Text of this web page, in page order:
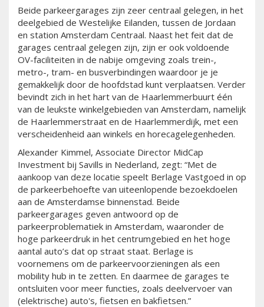
Beide parkeergarages zijn zeer centraal gelegen, in het
deelgebied de Westelijke Eilanden, tussen de Jordaan
en station Amsterdam Centraal. Naast het feit dat de
garages centraal gelegen zijn, zijn er ook voldoende
OV-faciliteiten in de nabije omgeving zoals trein-,
metro-, tram- en busverbindingen waardoor je je
gemakkelijk door de hoofdstad kunt verplaatsen. Verder
bevindt zich in het hart van de Haarlemmerbuurt één
van de leukste winkelgebieden van Amsterdam, namelijk
de Haarlemmerstraat en de Haarlemmerdijk, met een
verscheidenheid aan winkels en horecagelegenheden.
Alexander Kimmel, Associate Director MidCap
Investment bij Savills in Nederland, zegt: “Met de
aankoop van deze locatie speelt Berlage Vastgoed in op
de parkeerbehoefte van uiteenlopende bezoekdoelen
aan de Amsterdamse binnenstad. Beide
parkeergarages geven antwoord op de
parkeerproblematiek in Amsterdam, waaronder de
hoge parkeerdruk in het centrumgebied en het hoge
aantal auto’s dat op straat staat. Berlage is
voornemens om de parkeervoorzieningen als een
mobility hub in te zetten. En daarmee de garages te
ontsluiten voor meer functies, zoals deelvervoer van
(elektrische) auto's, fietsen en bakfietsen.”